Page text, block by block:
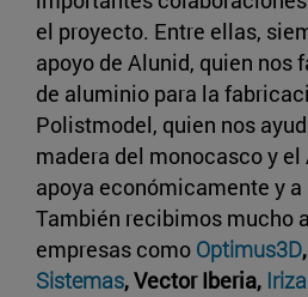
el proyecto. Entre ellas,
apoyo de Alunid, quien nos
de aluminio para la
Polistmodel, quien nos
madera del monocasco y el
apoya económicamente y
También recibimos mucho
empresas como Optimus3D,
Sistemas, Vector Iberia,